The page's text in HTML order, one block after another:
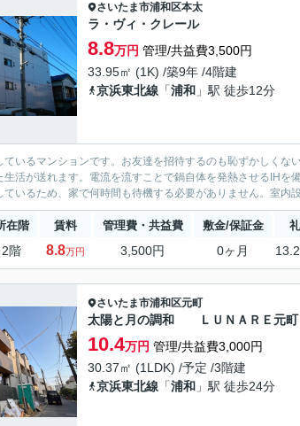
さいたま市浦和区本太
ラ・ヴィ・クレール
8.8万円 管理/共益費3,500円
33.95㎡ (1K) /築9年 /4階建
京浜東北線 「浦和 」駅 徒歩12分
ているマンションです。お友達を招待するのも恥ずかしく
生活が送れます。電流を流すことで鍋自体を発熱させるIH
ているため、家で何時間も待機する必要がありません。室内
在階 賃料 管理費・共益費 敷金/保証金
2階 8.8万円 3,500円 0ヶ月
さいたま市浦和区元町
太陽と月の調和 ＬＵＮＡＲＥ元町
10.4万円 管理/共益費3,000円
30.37㎡ (1LDK) /予定 /3階建
京浜東北線 「浦和 」駅 徒歩24分